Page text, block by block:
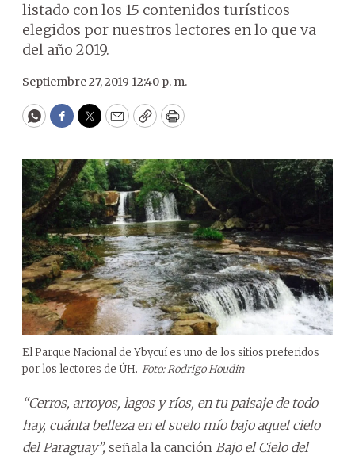
listado con los 15 contenidos turísticos
elegidos por nuestros lectores en lo que va
del año 2019.
Septiembre 27, 2019 12:40 p. m.
WhatsApp
Facebook
Twitter
EmailCopyPrint
El Parque Nacional de Ybycuí es uno de los sitios preferidos
por los lectores de ÚH. Foto: Rodrigo Houdin
“Cerros, arroyos, lagos y ríos, en tu paisaje de todo
hay, cuánta belleza en el suelo mío bajo aquel cielo
del Paraguay”, señala la canción Bajo el Cielo del